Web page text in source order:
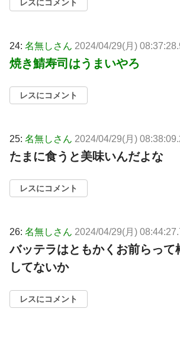
レスにコメント
24: 名無しさん 2024/04/29(月)
焼き鯖寿司はうまいやろ
レスにコメント
25: 名無しさん 2024/04/29(月)
たまに食うと美味いんだよな
レスにコメント
26: 名無しさん 2024/04/29(月)
バッテラはともかくお前らって
してないか
レスにコメント